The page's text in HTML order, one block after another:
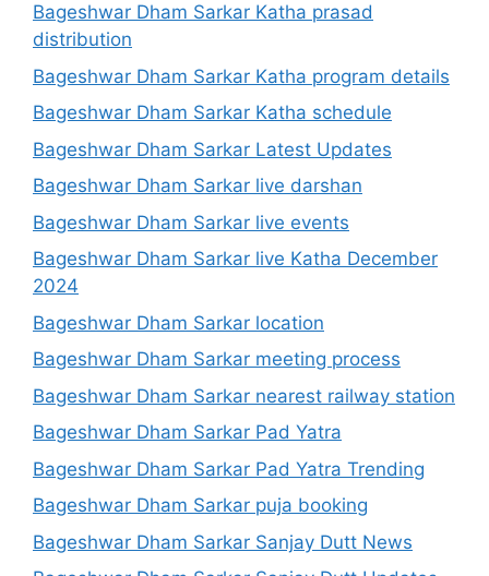
Bageshwar Dham Sarkar Katha prasad
distribution
Bageshwar Dham Sarkar Katha program details
Bageshwar Dham Sarkar Katha schedule
Bageshwar Dham Sarkar Latest Updates
Bageshwar Dham Sarkar live darshan
Bageshwar Dham Sarkar live events
Bageshwar Dham Sarkar live Katha December
2024
Bageshwar Dham Sarkar location
Bageshwar Dham Sarkar meeting process
Bageshwar Dham Sarkar nearest railway station
Bageshwar Dham Sarkar Pad Yatra
Bageshwar Dham Sarkar Pad Yatra Trending
Bageshwar Dham Sarkar puja booking
Bageshwar Dham Sarkar Sanjay Dutt News